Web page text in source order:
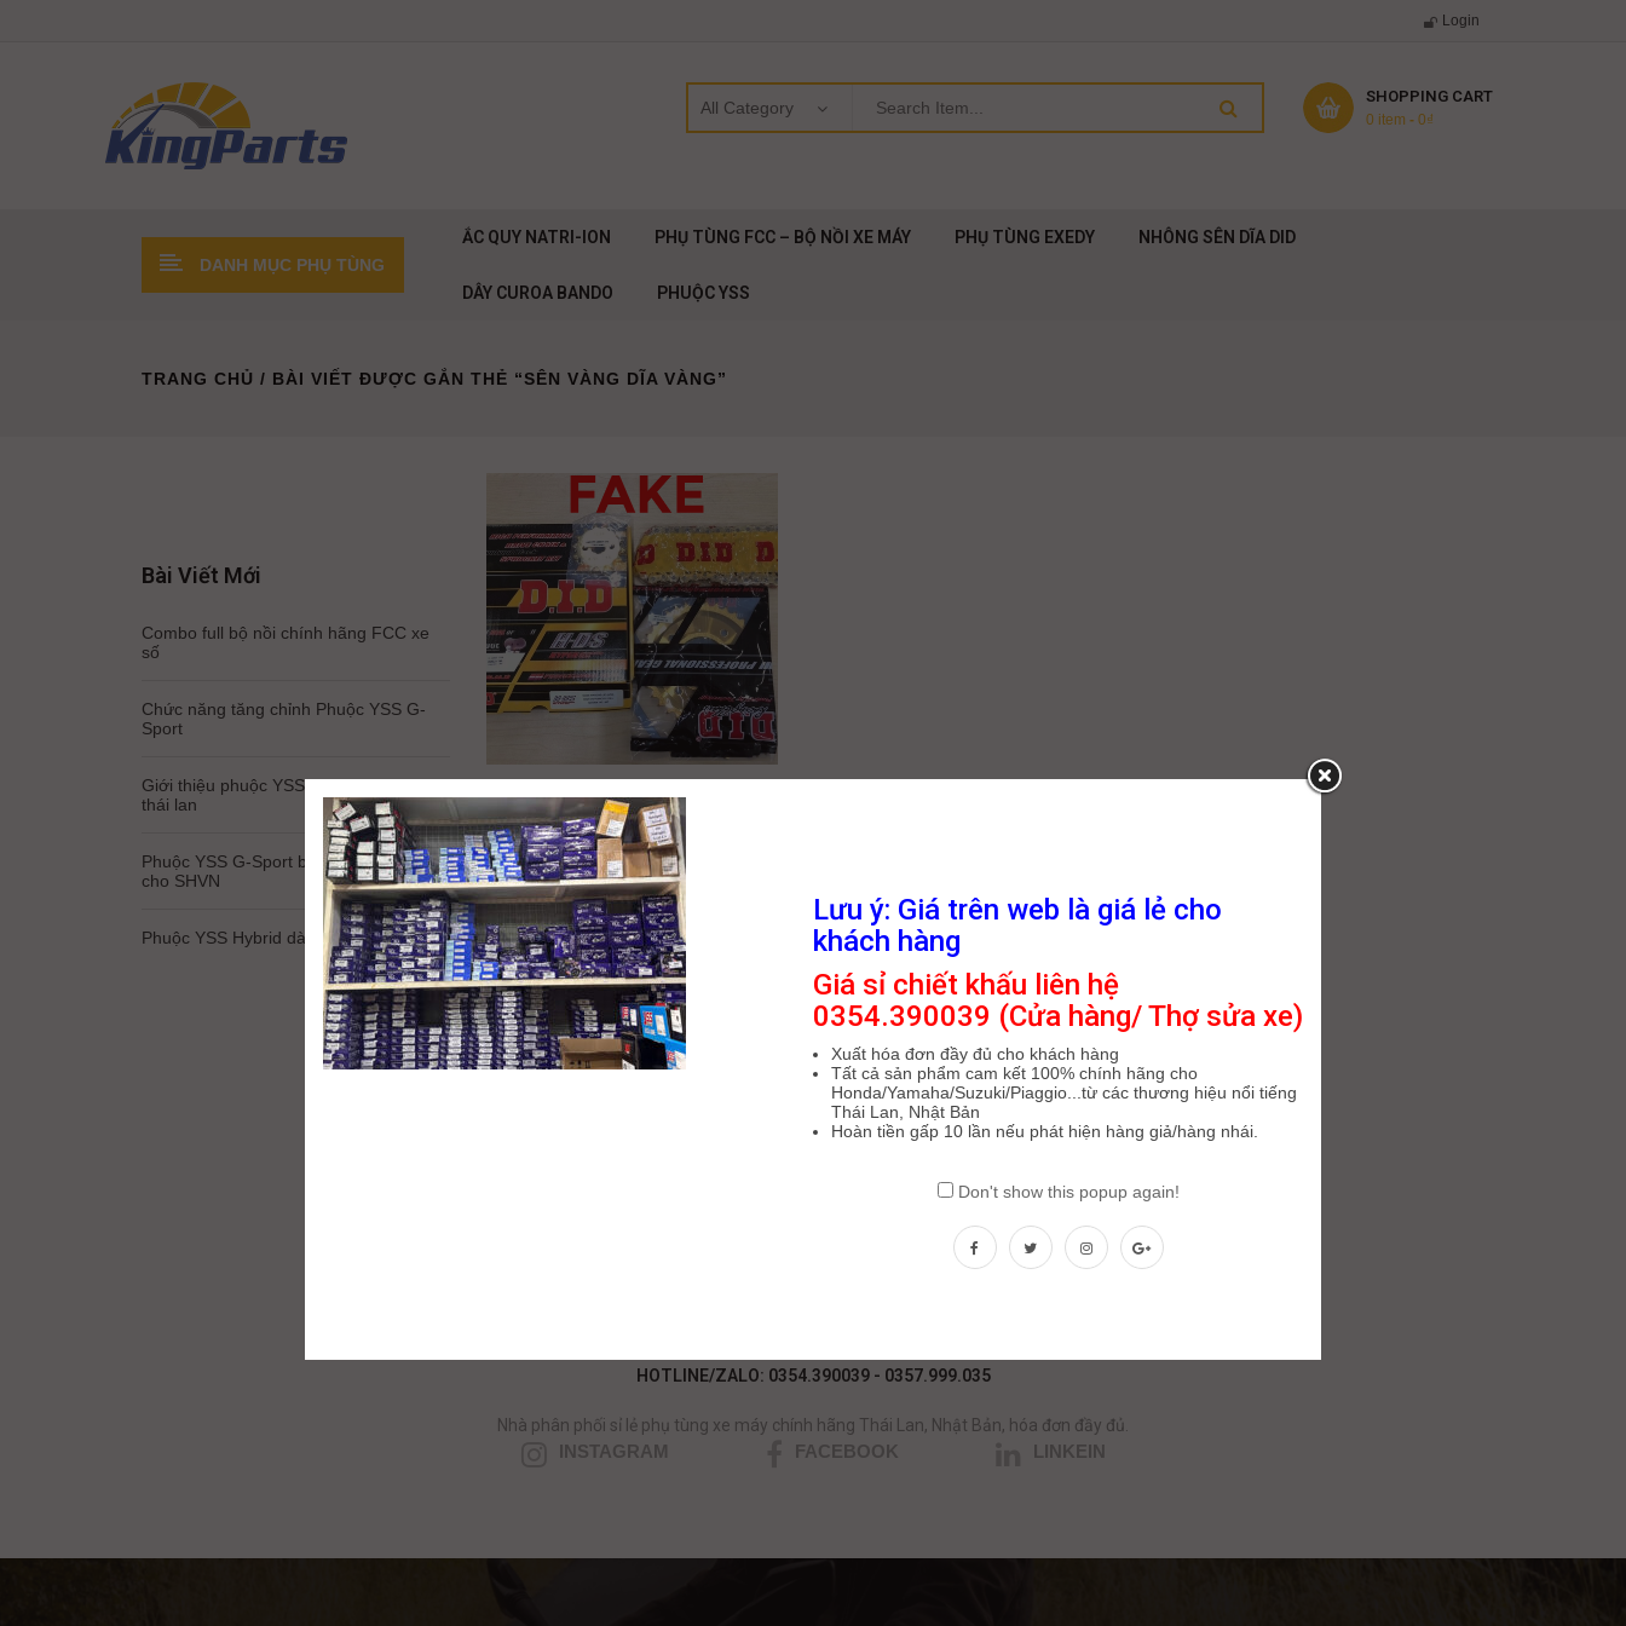
Login
SHOPPING CART
0 item - 0₫
DANH MỤC PHỤ TÙNG
ẮC QUY NATRI-ION PHỤ TÙNG FCC – BỘ NỒI XE MÁY PHỤ TÙNG EXEDY NHÔNG SÊN DĨA DID
DÂY CUROA BANDO PHUỘC YSS
TRANG CHỦ / BÀI VIẾT ĐƯỢC GẮN THẺ “SÊN VÀNG DĨA VÀNG”
Bài Viết Mới
Combo full bộ nồi chính hãng FCC xe
số
Chức năng tăng chỉnh Phuộc YSS G-
Sport
Giới thiệu phuộc YSS Nice chính hãng
thái lan
Phuộc YSS G-Sport bình dầu dài dành
cho SHVN
Phuộc YSS Hybrid dành cho Feliz 2025
Phân biệt nhông sên dĩa
Vàng (Gold) thật giả, hàng
nhái ?
4 Tháng Bảy, 2022
DID là thương hiệu Nhông Sên Dĩa đến từ
Nhật Bản. Nhông sên dĩa DID có chất
lượng hàng đầu, độ
HOTLINE/ZALO: 0354.390039 - 0357.999.035
Nhà phân phối sỉ lẻ phụ tùng xe máy chính hãng Thái Lan, Nhật Bản, hóa đơn đầy đủ.
INSTAGRAM FACEBOOK LINKEIN
Lưu ý: Giá trên web là giá lẻ cho
khách hàng
Giá sỉ chiết khấu liên hệ
0354.390039 (Cửa hàng/ Thợ sửa xe)
Xuất hóa đơn đầy đủ cho khách hàng
Tất cả sản phẩm cam kết 100% chính hãng cho
Honda/Yamaha/Suzuki/Piaggio...từ các thương hiệu nổi tiếng
Thái Lan, Nhật Bản
Hoàn tiền gấp 10 lần nếu phát hiện hàng giả/hàng nhái.
Don't show this popup again!